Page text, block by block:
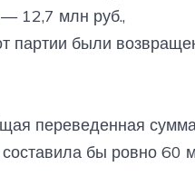
12,7 млн руб.,
партии были
переведенная
бы ровно 60